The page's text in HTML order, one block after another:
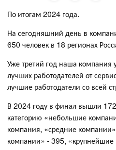
По итогам 2024 года.
На сегодняшний день в
650 человек в 18 регионах
Уже третий год наша компания
лучших работодателей от
лучшие работодатели со всей
В 2024 году в финал вышли
категорию «небольшие
компания, «средние
компании» - 395,